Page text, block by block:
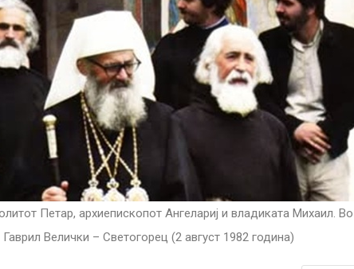
Петар, архиепископот Ангелариј и владиката Михаил. Во
Велички – Светогорец (2 август 1982 година)